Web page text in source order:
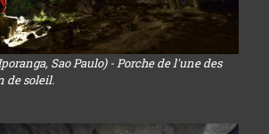
Sao Paulo) - Porche de l'une des
de soleil.